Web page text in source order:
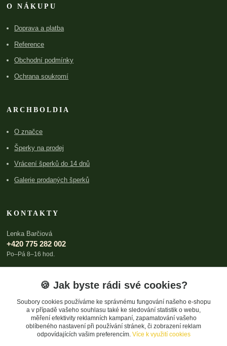
O NÁKUPU
Doprava a platba
Reference
Obchodní podmínky
Ochrana soukromí
ARCHBOLDIA
O značce
Šperky na prodej
Vrácení šperků do 14 dnů
Galerie prodaných šperků
KONTAKTY
Lenka Barčiová
+420 775 282 002
Po–Pá 8–16 hod.
🍪 Jak byste rádi své cookies?
Soubory cookies používáme ke správnému fungování našeho e-shopu
a v případě vašeho souhlasu také ke sledování statistik o webu,
měření efektivity reklamních kampaní, zapamatování vašeho
oblíbeného nastavení při používání stránek, či zobrazení reklam
odpovídajících vašim preferencím. Více k využití cookies